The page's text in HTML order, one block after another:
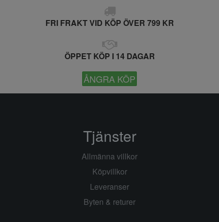
FRI FRAKT VID KÖP ÖVER 799 KR
ÖPPET KÖP I 14 DAGAR
ÅNGRA KÖP
Tjänster
Allmänna villkor
Köpvillkor
Leveranser
Byten & returer